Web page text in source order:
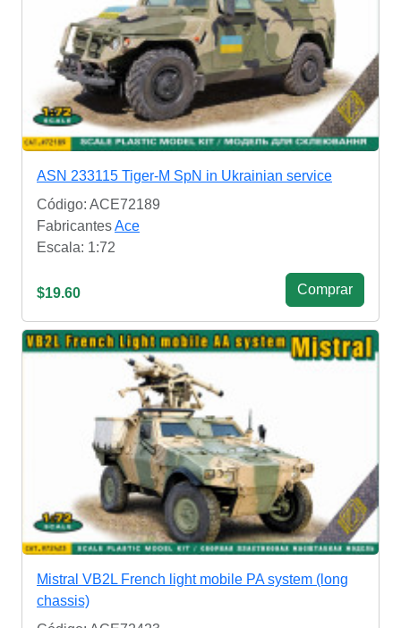
ASN 233115 Tiger-M SpN in Ukrainian service
Código: ACE72189
FabricantesAce
Escala: 1:72
$19.60 Сomprar
Mistral VB2L French light mobile PA system (long
chassis)